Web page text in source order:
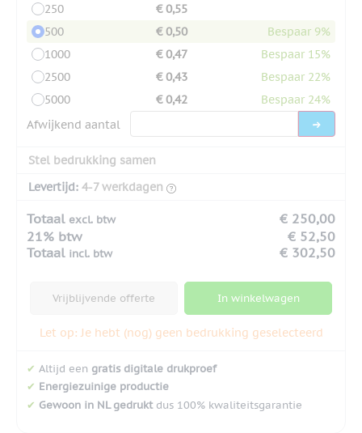
250
€ 0,55
500
€ 0,50
Bespaar 9%
1000
€ 0,47
Bespaar 15%
2500
€ 0,43
Bespaar 22%
5000
€ 0,42
Bespaar 24%
Afwijkend aantal
Stel bedrukking samen
Levertijd: 4-7 werkdagen
Totaal excl. btw
€ 250,00
21% btw
€ 52,50
Totaal incl. btw € 302,50
Vrijblijvende offerte In winkelwagen
Let op: Je hebt (nog) geen bedrukking geselecteerd
✔ Altijd een gratis digitale drukproef
✔ Energiezuinige productie
✔ Gewoon in NL gedruktdus 100% kwaliteitsgarantie